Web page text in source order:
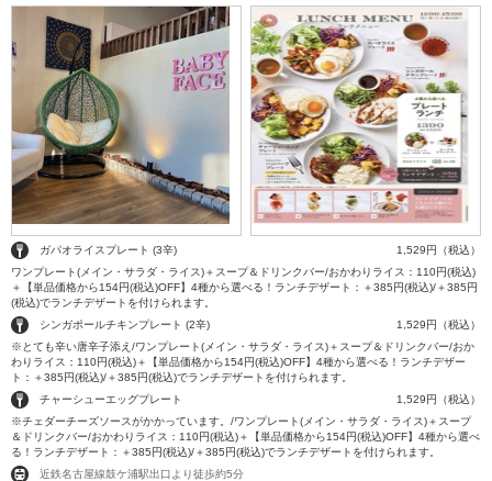
ガパオライスプレート (3辛)
1,529円（税込）
ワンプレート(メイン・サラダ・ライス)＋スープ＆ドリンクバー/おかわりライス：110円(税込)
＋【単品価格から154円(税込)OFF】4種から選べる！ランチデザート：＋385円(税込)/＋385円
(税込)でランチデザートを付けられます。
シンガポールチキンプレート (2辛)
1,529円（税込）
※とても辛い唐辛子添え/ワンプレート(メイン・サラダ・ライス)＋スープ＆ドリンクバー/おか
わりライス：110円(税込)＋【単品価格から154円(税込)OFF】4種から選べる！ランチデザー
ト：＋385円(税込)/＋385円(税込)でランチデザートを付けられます。
チャーシューエッグプレート
1,529円（税込）
※チェダーチーズソースがかかっています。/ワンプレート(メイン・サラダ・ライス)＋スープ
＆ドリンクバー/おかわりライス：110円(税込)＋【単品価格から154円(税込)OFF】4種から選べ
る！ランチデザート：＋385円(税込)/＋385円(税込)でランチデザートを付けられます。
近鉄名古屋線鼓ケ浦駅出口より徒歩約5分